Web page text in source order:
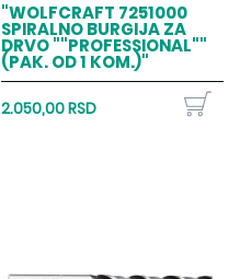
"WOLFCRAFT 7251000
SPIRALNO BURGIJA ZA
DRVO ""PROFESSIONAL""
(PAK. OD 1 KOM.)"
2.050,00 RSD